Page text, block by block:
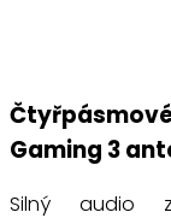
Gaming 3
Silný audio